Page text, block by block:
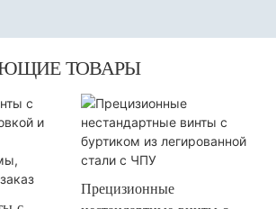
ТОВАРЫ
Прецизионные